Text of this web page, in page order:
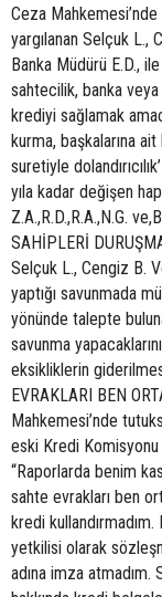
Ceza Mahkemesi’nde
yargılanan Selçuk L.,
Banka Müdürü E.D.,
sahtecilik, banka
krediyi sağlamak
kurma, başkalarına
suretiyle
yıla kadar değişen
Z.A.,R.D.,R.A.,N.G.
SAHİPLERİ
Selçuk L., Cengiz B.
yaptığı savunmada
yönünde talepte
savunma
eksikliklerin
EVRAKLARI BEN
Mahkemesi’nde
eski Kredi Komisyonu
“Raporlarda benim
sahte evrakları ben
kredi
yetkilisi olarak
adına imza